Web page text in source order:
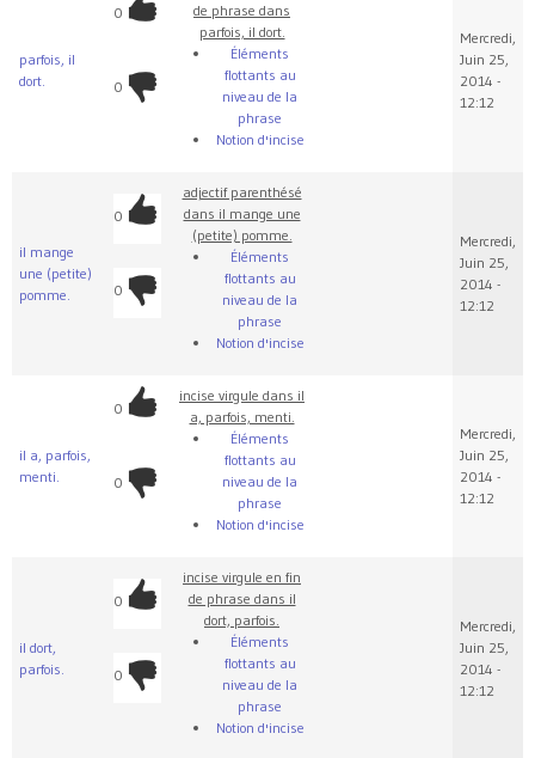
parfois, il
dort.
0
0
de phrase dans
parfois, il dort.
Éléments
flottants au
niveau de la
phrase
Notion d'incise
Mercredi,
Juin 25,
2014 -
12:12
il mange
une (petite)
pomme.
0
0
adjectif parenthésé
dans il mange une
(petite) pomme.
Éléments
flottants au
niveau de la
phrase
Notion d'incise
Mercredi,
Juin 25,
2014 -
12:12
il a, parfois,
menti.
0
0
incise virgule dans il
a, parfois, menti.
Éléments
flottants au
niveau de la
phrase
Notion d'incise
Mercredi,
Juin 25,
2014 -
12:12
il dort,
parfois.
0
0
incise virgule en fin
de phrase dans il
dort, parfois.
Éléments
flottants au
niveau de la
phrase
Notion d'incise
Mercredi,
Juin 25,
2014 -
12:12